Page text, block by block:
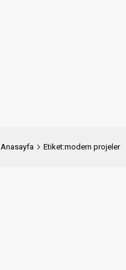
Anasayfa Etiket:modern projeler